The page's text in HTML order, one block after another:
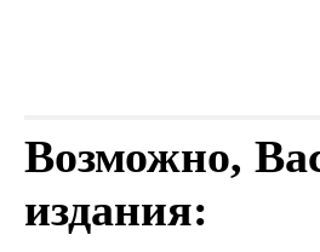
Возможно,
издания: